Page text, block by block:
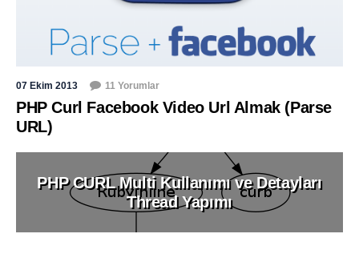
07 Ekim 2013 11 Yorumlar
PHP Curl Facebook Video Url Almak (Parse
URL)
PHP CURL Multi Kullanımı ve Detayları
Thread Yapımı